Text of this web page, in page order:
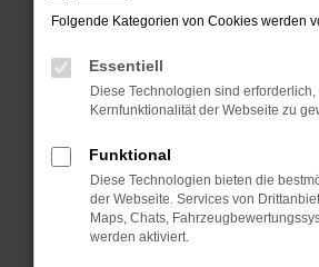
Wartung & Inspektion
Wer sich für ein Fahrzeug des
Herstellers entscheidet, sollte auch die
Inspektion nicht außer Acht lassen.
Die Rede ist von regelmäßigen
dass Sie sowohl sicher durch die
kommen als auch keinerlei teuren
stemmen haben. Im Rahmen einer
Inspektion überlassen wir nichts dem
Folgende Kategorien von Cookies werden
Essentiell
Diese Technologien sind erforderlich,
Kernfunktionalität der Webseite zu
Funktional
Diese Technologien bieten die
der Webseite. Services von
Maps, Chats,
werden aktiviert.